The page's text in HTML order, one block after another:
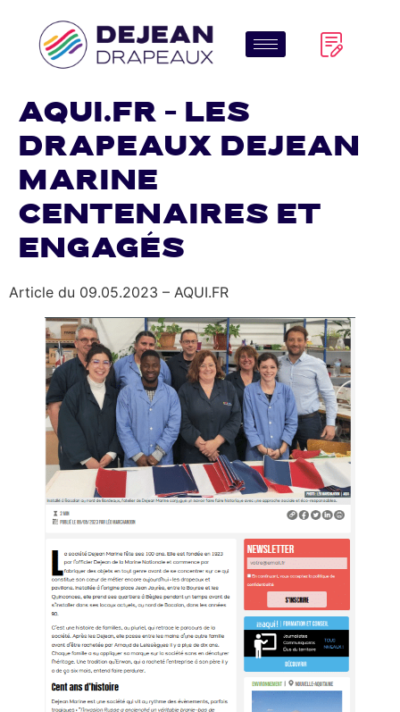
AQUI.fr – Les
drapeaux Dejean
Marine
centenaires et
engagés
Article du 09.05.2023 – AQUI.FR